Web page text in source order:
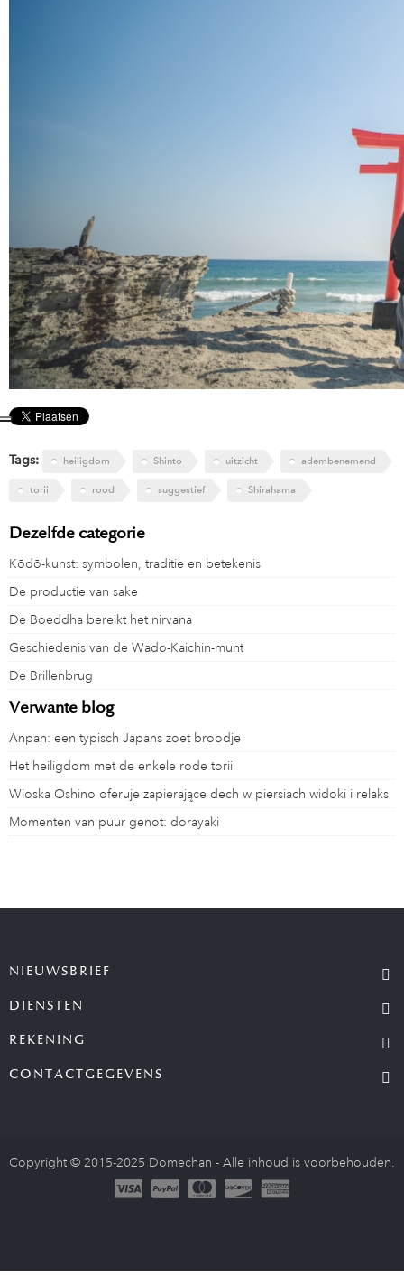
Tags: heiligdom Shinto uitzicht adembenemend
torii rood suggestief Shirahama
Dezelfde categorie
Kōdō-kunst: symbolen, traditie en betekenis
De productie van sake
De Boeddha bereikt het nirvana
Geschiedenis van de Wado-Kaichin-munt
De Brillenbrug
Verwante blog
Anpan: een typisch Japans zoet broodje
Het heiligdom met de enkele rode torii
Wioska Oshino oferuje zapierające dech w piersiach widoki i relaks
Momenten van puur genot: dorayaki
NIEUWSBRIEF
DIENSTEN
REKENING
CONTACTGEGEVENS
Copyright © 2015-2025 Domechan - Alle inhoud is voorbehouden.